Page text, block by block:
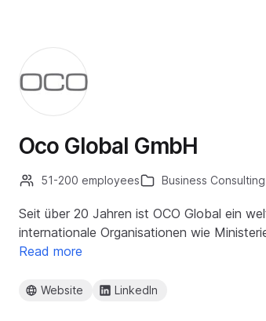
Oco Global GmbH
51-200 employees Business
Seit über 20 Jahren ist OCO Global ein
internationale Organisationen wie
Read more
Website LinkedIn